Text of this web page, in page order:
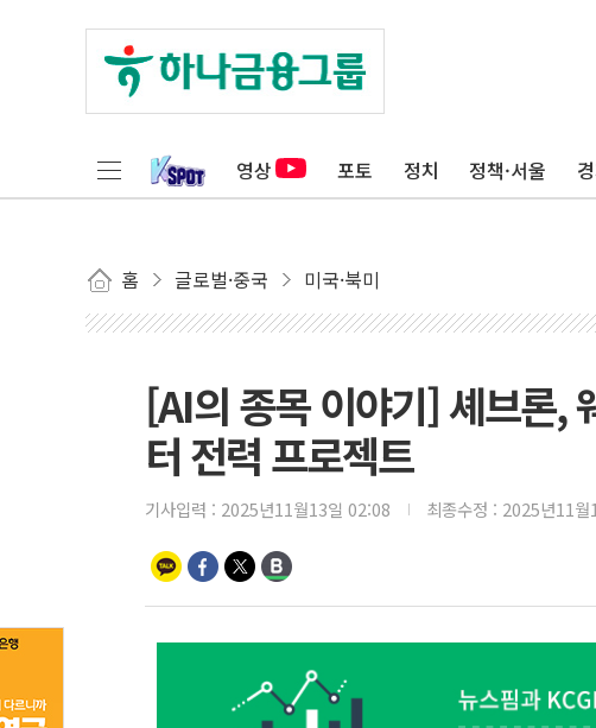
영상 포토 정치 정책·서울
홈 글로벌·중국 미국·북미
[AI의 종목 이야기] 셰브론,
터 전력 프로젝트
기사입력 : 2025년11월13일 02:08 최종수정 : 2025년11